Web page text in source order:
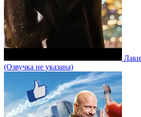
Лаки
(Озвучка не указана)